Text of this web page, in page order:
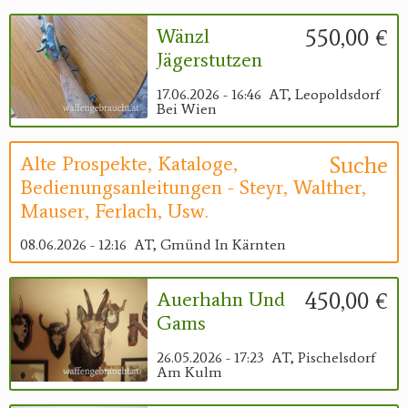
550,00 €
Wänzl
Jägerstutzen
17.06.2026 - 16:46 AT, Leopoldsdorf
Bei Wien
Suche
Alte Prospekte, Kataloge,
Bedienungsanleitungen - Steyr, Walther,
Mauser, Ferlach, Usw.
08.06.2026 - 12:16 AT, Gmünd In Kärnten
450,00 €
Auerhahn Und
Gams
26.05.2026 - 17:23 AT, Pischelsdorf
Am Kulm